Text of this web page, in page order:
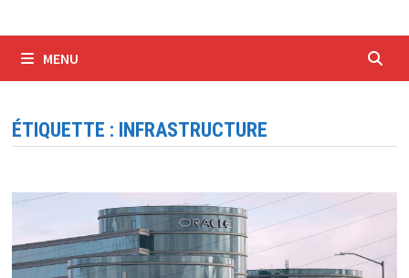
MENU
ÉTIQUETTE : INFRASTRUCTURE